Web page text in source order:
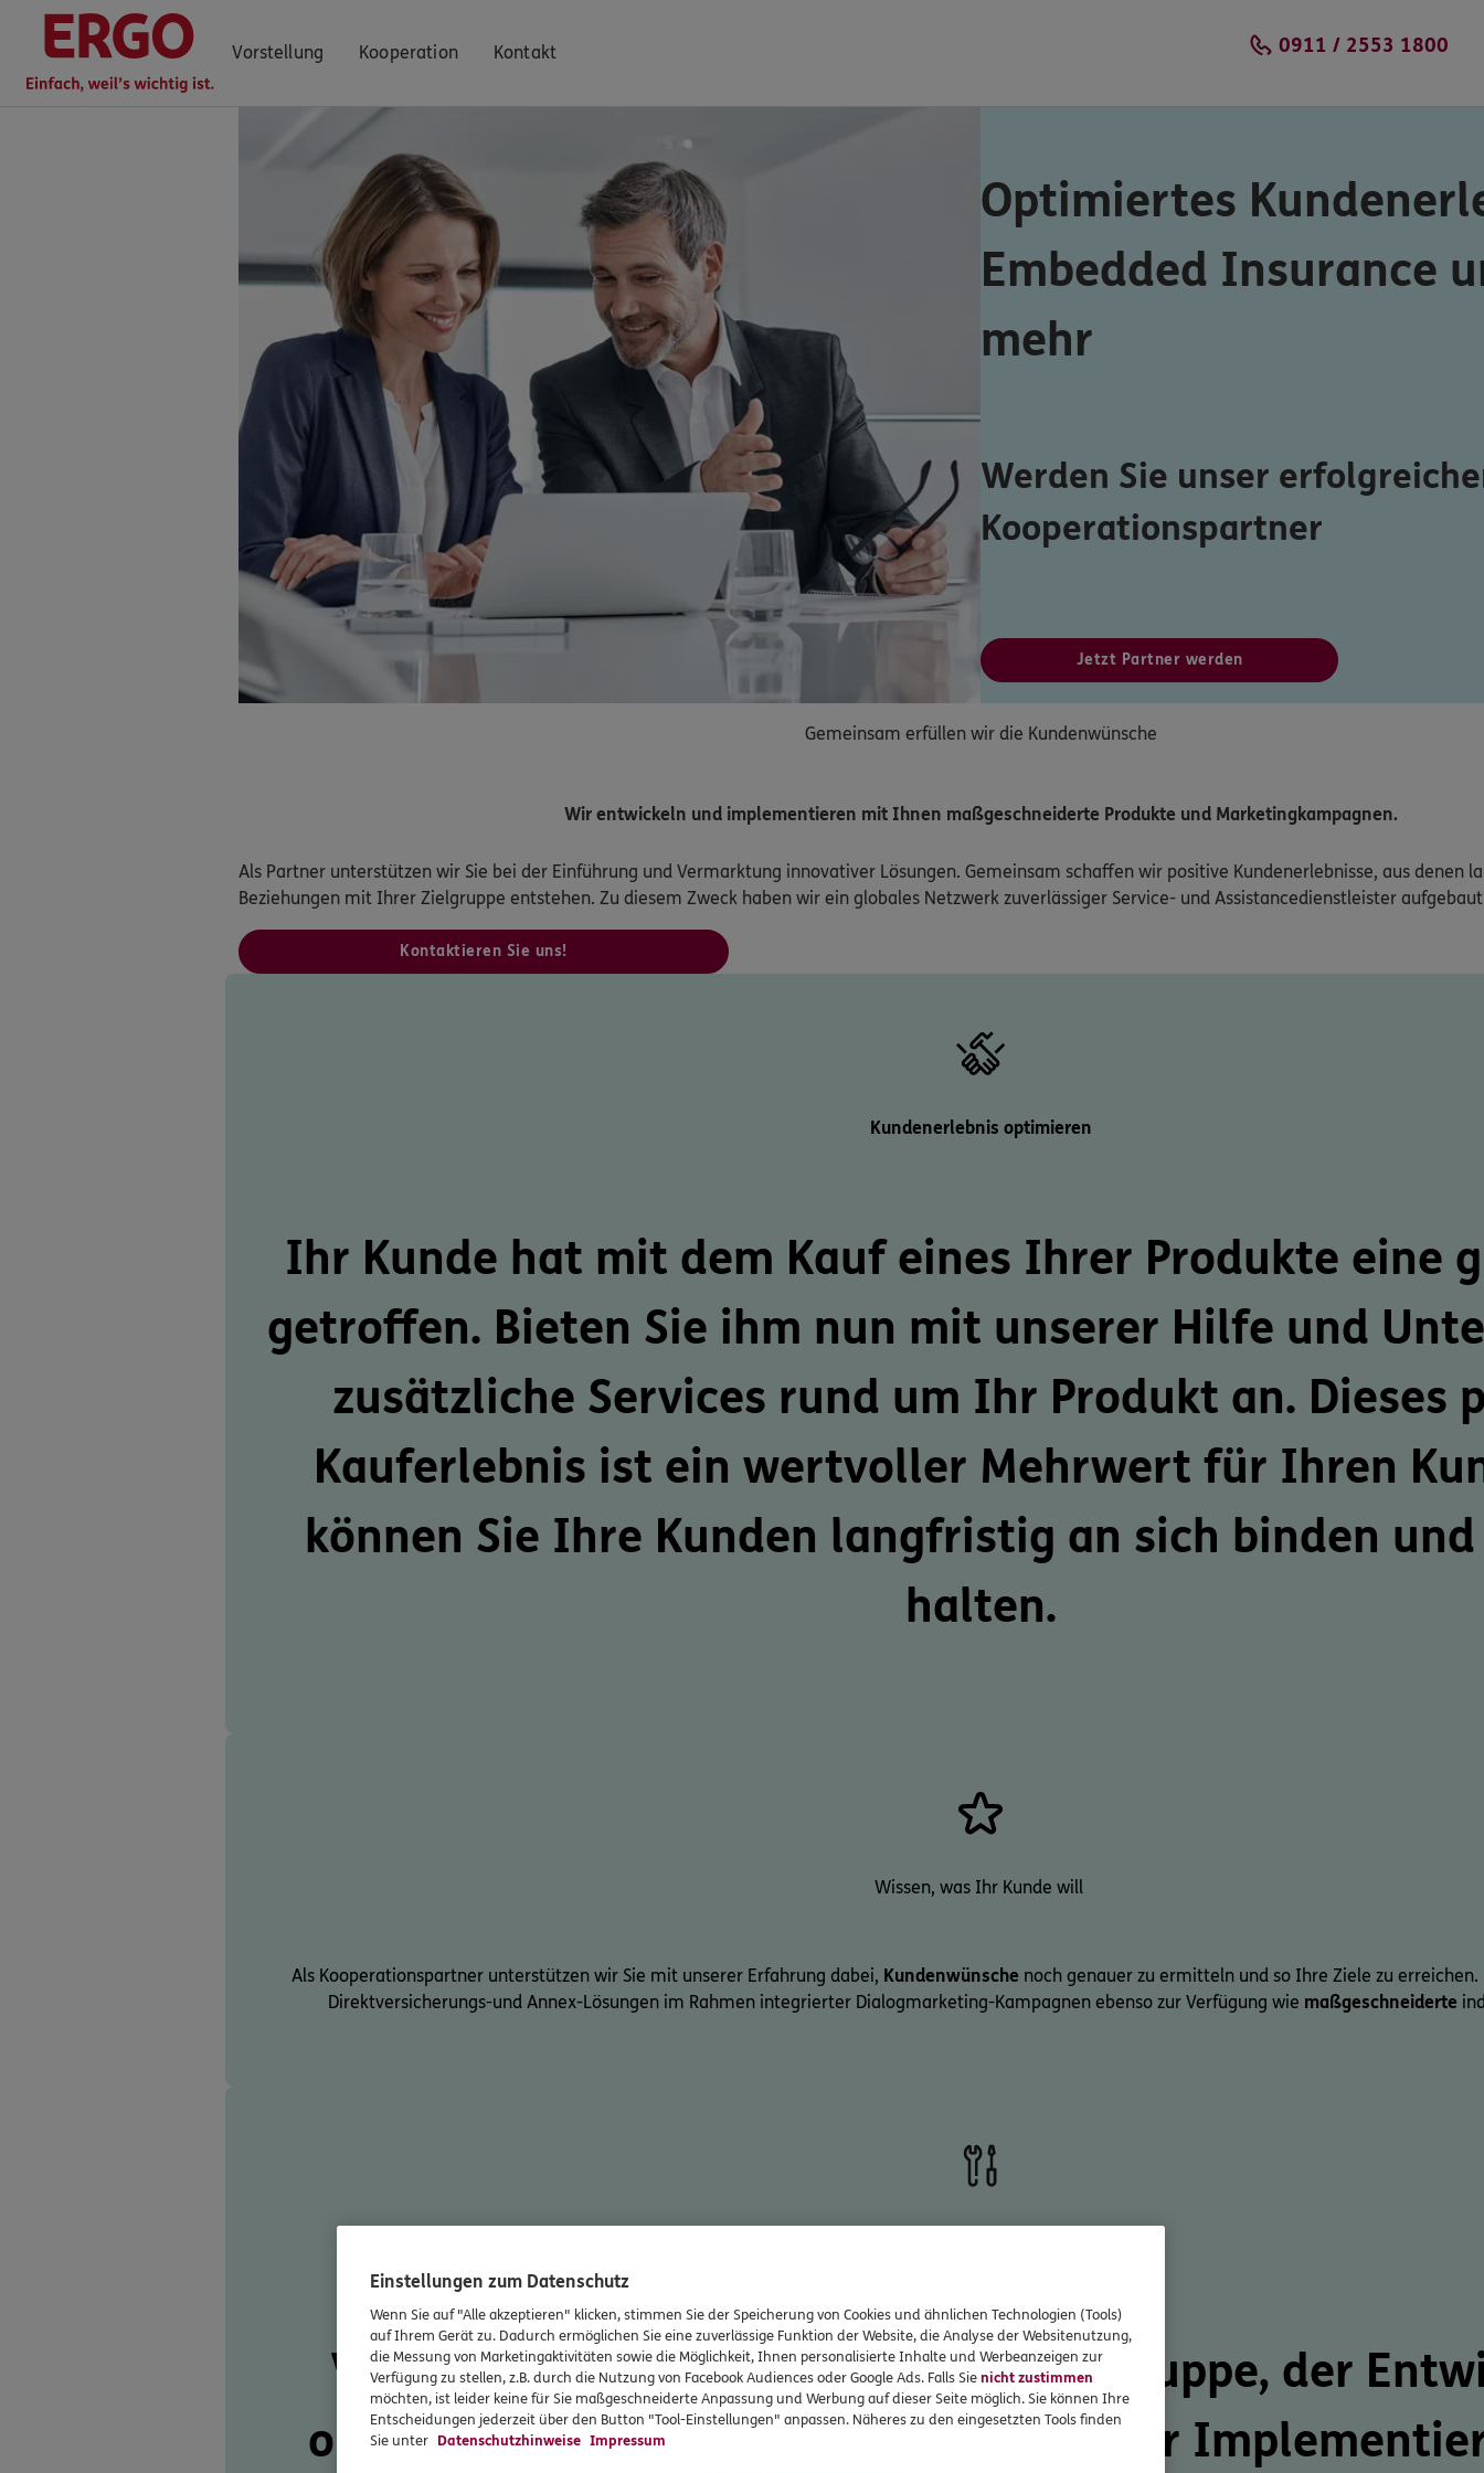
Vorstellung Kooperation Kontakt 0911 / 2553 1800
Optimiertes
Embedded Insurance
mehr
Werden Sie unser
Kooperationspartner
Jetzt Partner werden
Gemeinsam erfüllen wir die Kundenwünsche
Wir entwickeln und implementieren mit Ihnen maßgeschneiderte Produkte und Marketingkampagnen.
Als Partner unterstützen wir Sie bei der Einführung und Vermarktung innovativer Lösungen. Gemeinsam schaffen wir positive Kundenerlebnisse, aus denen
Beziehungen mit Ihrer Zielgruppe entstehen. Zu diesem Zweck haben wir ein globales Netzwerk zuverlässiger Service- und Assistancedienstleister
Kontaktieren Sie uns!
Kundenerlebnis optimieren
Ihr Kunde hat mit dem Kauf eines Ihrer Produkte eine
getroffen. Bieten Sie ihm nun mit unserer Hilfe und
zusätzliche Services rund um Ihr Produkt an. Dieses
Kauferlebnis ist ein wertvoller Mehrwert für Ihren
können Sie Ihre Kunden langfristig an sich binden
halten.
Wissen, was Ihr Kunde will
Als Kooperationspartner unterstützen wir Sie mit unserer Erfahrung dabei, Kundenwünsche noch genauer zu ermitteln und so Ihre Ziele zu
Direktversicherungs-und Annex-Lösungen im Rahmen integrierter Dialogmarketing-Kampagnen ebenso zur Verfügung wie maßgeschneiderte
Von derAnalyseder geeigneten Zielgruppe, der
optimaler Marketingmaßnahmen bis zur
Einstellungen zum Datenschutz
Wenn Sie auf "Alle akzeptieren" klicken, stimmen Sie der Speicherung von Cookies und ähnlichen Technologien (Tools)
auf Ihrem Gerät zu. Dadurch ermöglichen Sie eine zuverlässige Funktion der Website, die Analyse der Websitenutzung,
die Messung von Marketingaktivitäten sowie die Möglichkeit, Ihnen personalisierte Inhalte und Werbeanzeigen zur
Verfügung zu stellen, z.B. durch die Nutzung von Facebook Audiences oder Google Ads. Falls Sienicht zustimmen
möchten, ist leider keine für Sie maßgeschneiderte Anpassung und Werbung auf dieser Seite möglich. Sie können Ihre
Entscheidungen jederzeit über den Button "Tool-Einstellungen" anpassen. Näheres zu den eingesetzten Tools finden
Sie unter Datenschutzhinweise Impressum